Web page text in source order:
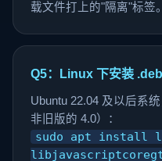
载文件打上的"隔离"标签。
Q5：Linux 下安装 .deb
Ubuntu 22.04 及以后系
非旧版的 4.0）：
sudo apt install